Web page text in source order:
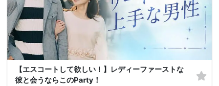
【エスコートして欲しい！】レディーファーストな
彼と会うならこのParty！